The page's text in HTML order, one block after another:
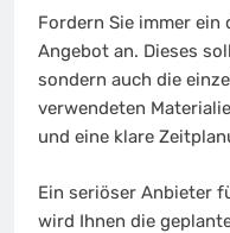
Fordern Sie immer
Angebot an. Dieses
sondern auch die
verwendeten
und eine klare
Ein seriöser Anbieter
wird Ihnen die